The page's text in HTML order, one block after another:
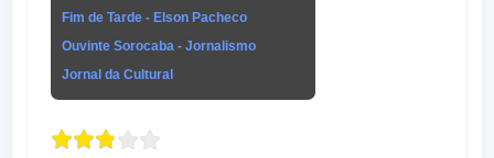
Fim de Tarde - Elson Pacheco
Ouvinte Sorocaba - Jornalismo
Jornal da Cultural